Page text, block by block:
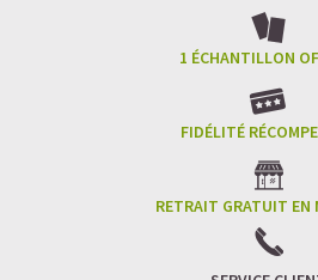
1 ÉCHANTILLON
FIDÉLITÉ
RETRAIT GRATUIT EN